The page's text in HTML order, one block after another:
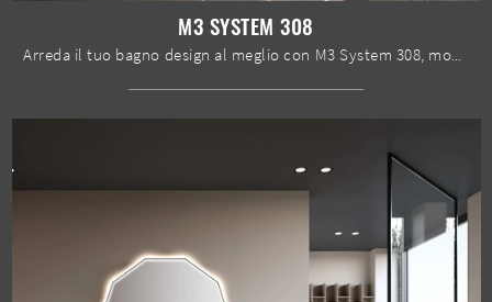
M3 SYSTEM 308
Arreda il tuo bagno design al meglio con M3 System 308, mobili bagno sospesi e oggetti in gres di Baxar.